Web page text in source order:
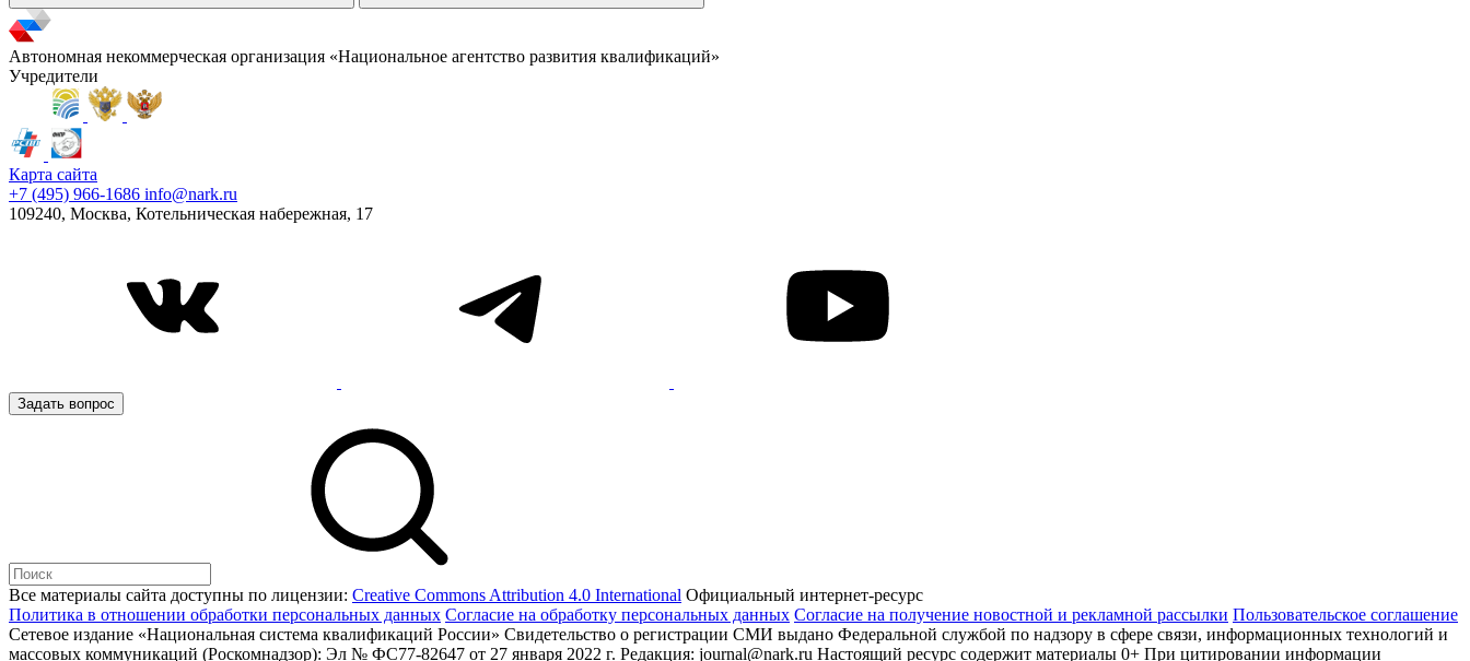
Автономная некоммерческая организация «Национальное агентство развития квалификаций»
Учредители
Карта сайта
+7 (495) 966-1686 info@nark.ru
109240, Москва, Котельническая набережная, 17
Задать вопрос
Все материалы сайта доступны по лицензии: Creative Commons Attribution 4.0 International Официальный интернет-ресурс
Политика в отношении обработки персональных данных Согласие на обработку персональных данных Согласие на получение новостной и рекламной рассылки Пользовательское соглашение
Сетевое издание «Национальная система квалификаций России» Свидетельство о регистрации СМИ выдано Федеральной службой по надзору в сфере связи, информационных технологий и
массовых коммуникаций (Роскомнадзор): Эл № ФС77-82647 от 27 января 2022 г. Редакция: journal@nark.ru Настоящий ресурс содержит материалы 0+ При цитировании информации